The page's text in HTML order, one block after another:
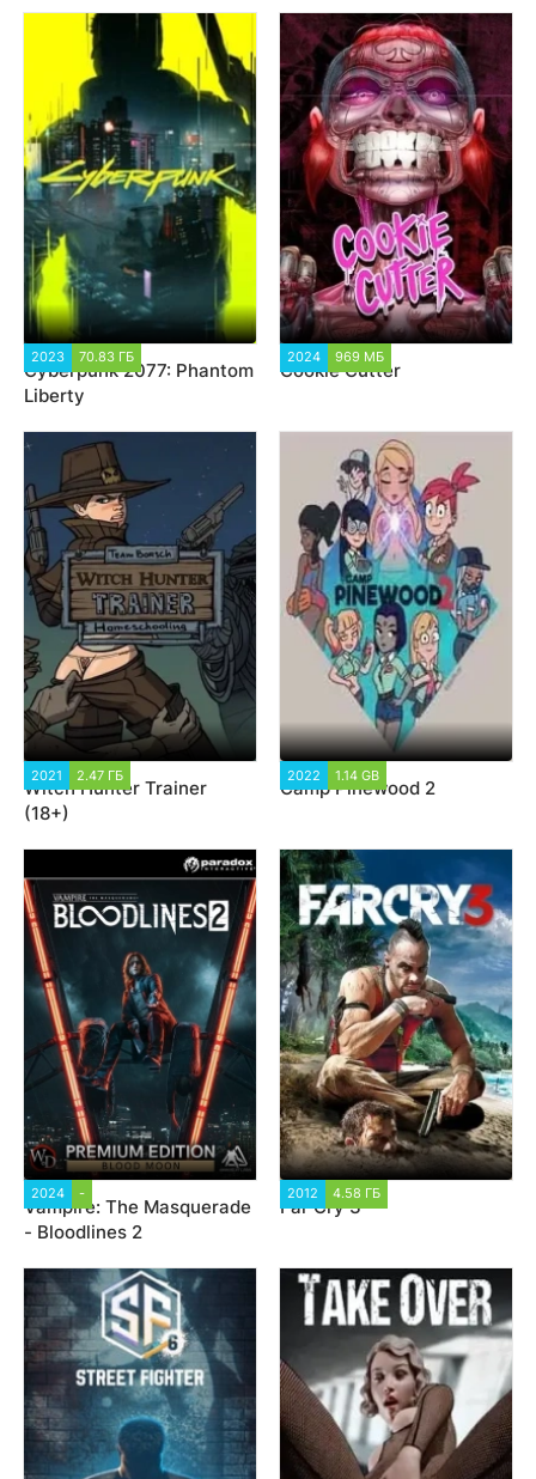
2023 70.83 ГБ
Cyberpunk 2077: Phantom
Liberty
2024 969 МБ
Cookie Cutter
2021 2.47 ГБ
Witch Hunter Trainer
(18+)
2022 1.14 GB
Camp Pinewood 2
2024 -
Vampire: The Masquerade
- Bloodlines 2
2012 4.58 ГБ
Far Cry 3